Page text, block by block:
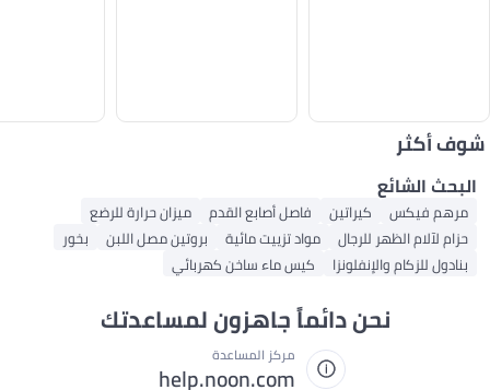
شوف أكثر
البحث الشائع
مرهم فيكس كيراتين فاصل أصابع القدم
ميزان حرارة للرضع
حزام لآلام الظهر للرجال
مواد تزييت مائية بروتين مصل اللبن
بخور
بنادول للزكام والإنفلونزا
كيس ماء ساخن كهربائي
نحن دائماً جاهزون لمساعدتك
مركز المساعدة
help.noon.com